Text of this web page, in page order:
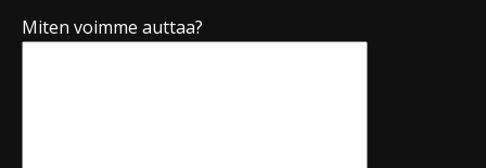
Miten voimme auttaa?